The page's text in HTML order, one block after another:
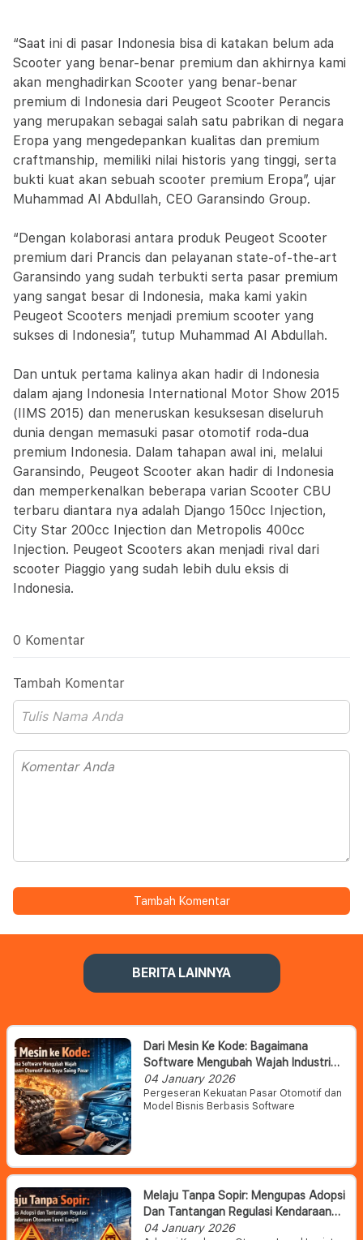
“Saat ini di pasar Indonesia bisa di katakan belum ada
Scooter yang benar-benar premium dan akhirnya kami
akan menghadirkan Scooter yang benar-benar
premium di Indonesia dari Peugeot Scooter Perancis
yang merupakan sebagai salah satu pabrikan di negara
Eropa yang mengedepankan kualitas dan premium
craftmanship, memiliki nilai historis yang tinggi, serta
bukti kuat akan sebuah scooter premium Eropa”, ujar
Muhammad Al Abdullah, CEO Garansindo Group.
“Dengan kolaborasi antara produk Peugeot Scooter
premium dari Prancis dan pelayanan state-of-the-art
Garansindo yang sudah terbukti serta pasar premium
yang sangat besar di Indonesia, maka kami yakin
Peugeot Scooters menjadi premium scooter yang
sukses di Indonesia”, tutup Muhammad Al Abdullah.
Dan untuk pertama kalinya akan hadir di Indonesia
dalam ajang Indonesia International Motor Show 2015
(IIMS 2015) dan meneruskan kesuksesan diseluruh
dunia dengan memasuki pasar otomotif roda-dua
premium Indonesia. Dalam tahapan awal ini, melalui
Garansindo, Peugeot Scooter akan hadir di Indonesia
dan memperkenalkan beberapa varian Scooter CBU
terbaru diantara nya adalah Django 150cc Injection,
City Star 200cc Injection dan Metropolis 400cc
Injection. Peugeot Scooters akan menjadi rival dari
scooter Piaggio yang sudah lebih dulu eksis di
Indonesia.
0 Komentar
Tambah Komentar
Tambah Komentar
BERITA LAINNYA
Dari Mesin Ke Kode: Bagaimana
Software Mengubah Wajah Industri
Otomotif Dan Daya Saing Pasar
04 January 2026
Pergeseran Kekuatan Pasar Otomotif dan
Model Bisnis Berbasis Software
Melaju Tanpa Sopir: Mengupas Adopsi
Dan Tantangan Regulasi Kendaraan
Otonom Level Lanjut
04 January 2026